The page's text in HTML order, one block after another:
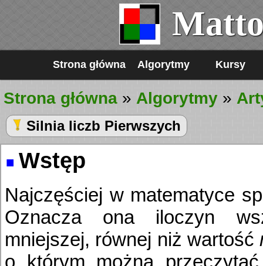
Strona główna Algorytmy Kursy
Strona główna » Algorytmy »
1 Silnia liczb Pierwszych
Wstęp
Najczęściej w matematyce
Oznacza ona iloczyn
mniejszej, równej niż wartość
o którym można